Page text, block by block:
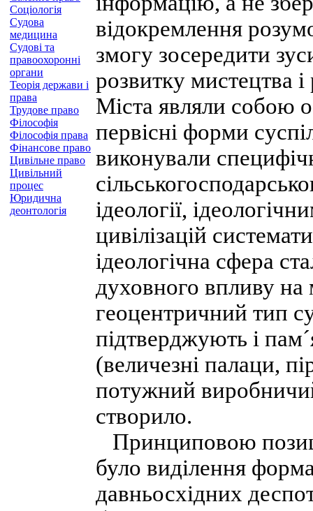
Соціологія
Судова
медицина
Судові та
правоохоронні
органи
Теорія держави і
права
Трудове право
Філософія
Філософія права
Фінансове право
Цивільне право
Цивільний
процес
Юридична
деонтологія
відокремлення
змогу зосередити
розвитку мистецтва
Міста являли собою
первісні форми
виконували
ідеології,
цивілізацій
ідеологічна сфера
духовного впливу
геоцентричний тип
підтверджують і
(величезні палаци,
потужний
створило.
Принциповою
було виділення
давньосхідних